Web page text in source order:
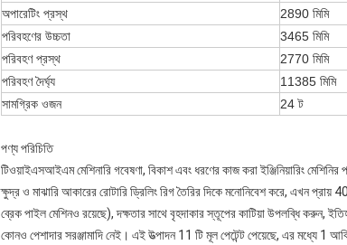
অপারেটিং প্রস্থ
2890 মিমি
পরিবহণের উচ্চতা
3465 মিমি
পরিবহণ প্রস্থ
2770 মিমি
পরিবহণ দৈর্ঘ্য
11385 মিমি
সামগ্রিক ওজন
24 ট
পণ্য পরিচিতি
টিওয়াইএসআইএম মেশিনারি গবেষণা, বিকাশ এবং ধরণের কাজ করা ইঞ্জিনিয়ারিং
ক্ষুদ্র ও মাঝারি আকারের রোটারি ড্রিলিং রিগ তৈরির দিকে মনোনিবেশ করে, এখন প্রায়
ব্রেক পাইল মেশিনও রয়েছে), দক্ষতার সাথে বৃহদাকার স্তূপের কাটিয়া উপলব্ধি করুন,
কোনও পেশাদার সরঞ্জামাদি নেই। এই উত্পাদন 11 টি মূল পেটেন্ট পেয়েছে, এর মধ্যে 1